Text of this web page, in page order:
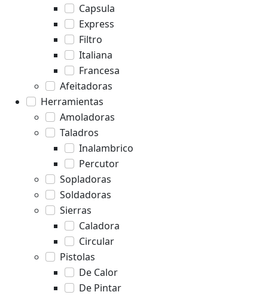
Capsula
Express
Filtro
Italiana
Francesa
Afeitadoras
Herramientas
Amoladoras
Taladros
Inalambrico
Percutor
Sopladoras
Soldadoras
Sierras
Caladora
Circular
Pistolas
De Calor
De Pintar